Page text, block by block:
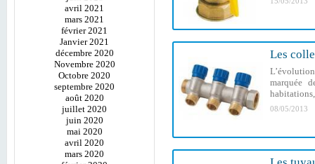
avril 2021
mars 2021
février 2021
Janvier 2021
décembre 2020
Novembre 2020
Octobre 2020
septembre 2020
août 2020
juillet 2020
juin 2020
mai 2020
avril 2020
mars 2020
Les
marquée
08/05/2013